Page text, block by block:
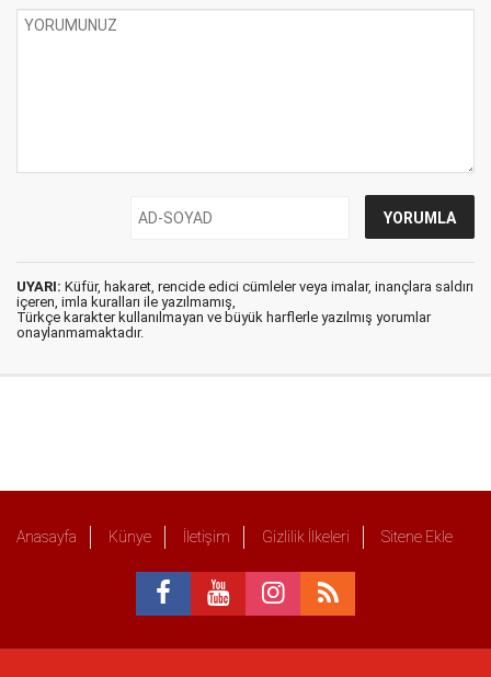
UYARI: Küfür, hakaret, rencide edici cümleler veya imalar, inançlara saldırı
içeren, imla kuralları ile yazılmamış,
Türkçe karakter kullanılmayan ve büyük harflerle yazılmış yorumlar
onaylanmamaktadır.
Anasayfa Künye İletişim Gizlilik İlkeleri Sitene Ekle